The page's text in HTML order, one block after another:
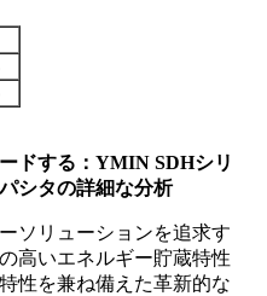
ドする：YMIN SDHシリ
シタの詳細な分析
ソリューションを追求す
高いエネルギー貯蔵特性
性を兼ね備えた革新的な